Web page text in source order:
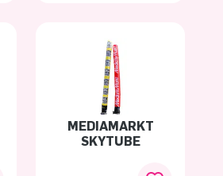
MEDIAMARKT
SKYTUBE